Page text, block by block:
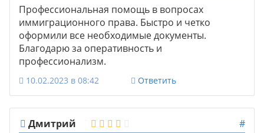
Профессиональная помощь в вопросах
иммиграционного права. Быстро и четко
оформили все необходимые документы.
Благодарю за оперативность и
профессионализм.
10.02.2023 в 08:42 Ответить
Дмитрий
#